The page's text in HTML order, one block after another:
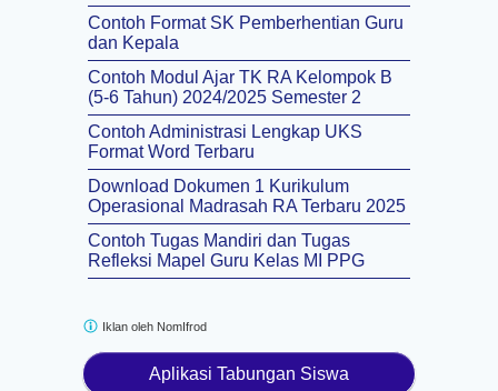
Contoh Format SK Pemberhentian Guru
dan Kepala
Contoh Modul Ajar TK RA Kelompok B
(5-6 Tahun) 2024/2025 Semester 2
Contoh Administrasi Lengkap UKS
Format Word Terbaru
Download Dokumen 1 Kurikulum
Operasional Madrasah RA Terbaru 2025
Contoh Tugas Mandiri dan Tugas
Refleksi Mapel Guru Kelas MI PPG
Aplikasi Tabungan Siswa
Iklan oleh NomIfrod